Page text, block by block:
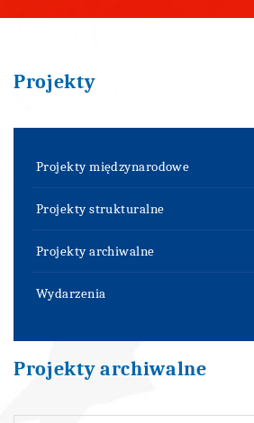
Projekty
Projekty międzynarodowe
Projekty strukturalne
Projekty archiwalne
Wydarzenia
Projekty archiwalne